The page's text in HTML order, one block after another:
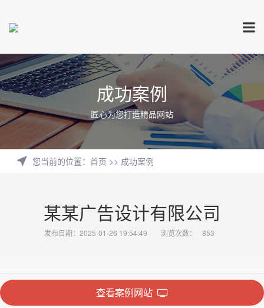
成功案例
匠心为您打造精品网站
您当前的位置： 首页 >> 成功案例
某某广告设计有限公司
发布日期：2025-01-26 19:54:49 浏览次数： 853
查看案例网站